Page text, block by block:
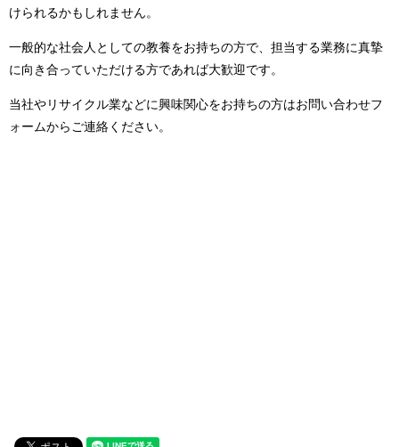
けられるかもしれません。
一般的な社会人としての教養をお持ちの方で、担当する業務に真摯
に向き合っていただける方であれば大歓迎です。
当社やリサイクル業などに興味関心をお持ちの方はお問い合わせフ
ォームからご連絡ください。